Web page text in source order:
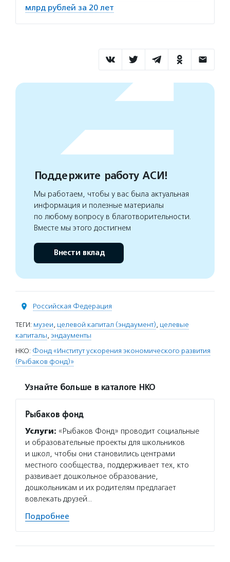
млрд рублей за 20 лет
Поддержите работу АСИ!
Мы работаем, чтобы у вас была актуальная
информация и полезные материалы
по любому вопросу в благотворительности.
Вместе мы этого достигнем
Внести вклад
Российская Федерация
ТЕГИ: музеи, целевой капитал (эндаумент), целевые
капиталы, эндаументы
НКО: Фонд «Институт ускорения экономического развития
(Рыбаков фонд)»
Узнайте больше в каталоге НКО
Рыбаков фонд
Услуги: «Рыбаков Фонд» проводит социальные
и образовательные проекты для школьников
и школ, чтобы они становились центрами
местного сообщества, поддерживает тех, кто
развивает дошкольное образование,
дошкольникам и их родителям предлагает
вовлекать друзей…
Подробнее